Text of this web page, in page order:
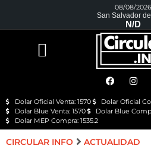
08/08/2026
San Salvador
N/D
Dolar Oficial Venta: 1570
Dolar Oficial
Dolar Blue Venta: 1570
Dolar Blue
Dolar MEP Compra: 1535.2
CIRCULAR INFO ACTUALIDAD